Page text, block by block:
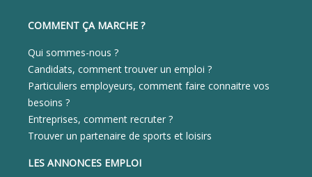
COMMENT ÇA MARCHE ?
Qui sommes-nous ?
Candidats, comment trouver un emploi ?
Particuliers employeurs, comment faire connaitre vos
besoins ?
Entreprises, comment recruter ?
Trouver un partenaire de sports et loisirs
LES ANNONCES EMPLOI